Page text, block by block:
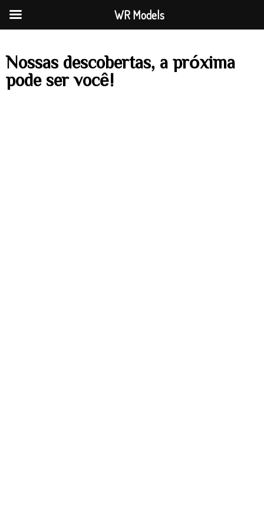
Nossas descobertas, a próxima
pode ser você!
WR Models